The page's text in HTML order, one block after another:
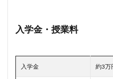
入学金・授業料
入学金 約3万